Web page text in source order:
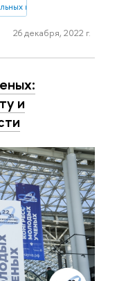
наук
26 декабря, 2022 г.
и